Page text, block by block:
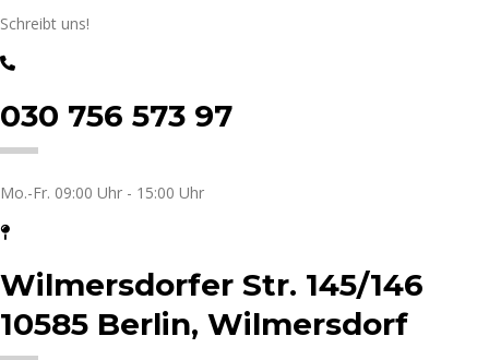
Schreibt uns!
030 756 573 97
Mo.-Fr. 09:00 Uhr - 15:00 Uhr
Wilmersdorfer Str. 145/146
10585 Berlin, Wilmersdorf